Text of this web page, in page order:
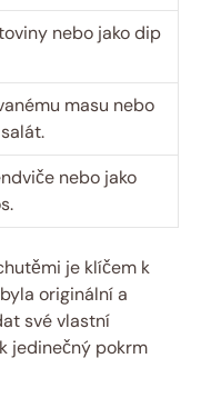
nebo jako dip
masu nebo
nebo jako
je klíčem k
originální a
své vlastní
jedinečný pokrm